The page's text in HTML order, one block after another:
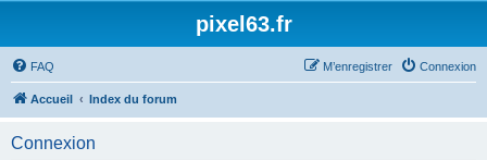
pixel63.fr
FAQ Connexion
M’enregistrer
Accueil Index du forum
Connexion